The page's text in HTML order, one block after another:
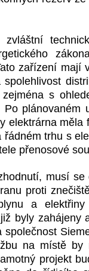
zařízení mají
s
plánovaném
elektrárna měla
trhu s
přenosové
musí
proti
a
byly zahájeny
na místě by
projekt